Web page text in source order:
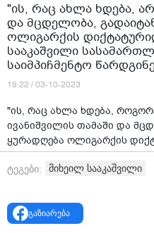
"ის, რაც ახლა ხდება,
და მცდელობა,
ოლიგარქის
სააკაშვილი
საიმპიჩმენტო
19:22 / 03-10-2023
"ის, რაც ახლა ხდება,
ივანიშვილის თამაში და
ყურადღება ოლიგარქის
ეხმაურება მიხეილ
საკონსტიტუციო
მიხეილ სააკაშვილის
ქმედებები, ბიძინა
ტეგები: მიხეილ სააკაშვილი
გაზიარება